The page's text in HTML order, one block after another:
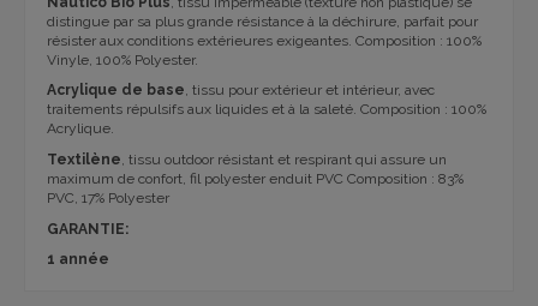
distingue par sa plus grande résistance à la déchirure, parfait pour
résister aux conditions extérieures exigeantes. Composition : 100%
Vinyle, 100% Polyester.
Acrylique de base, tissu pour extérieur et intérieur, avec
traitements répulsifs aux liquides et à la saleté. Composition : 100%
Acrylique.
Textilène, tissu outdoor résistant et respirant qui assure un
maximum de confort, fil polyester enduit PVC Composition : 83%
PVC, 17% Polyester
GARANTIE:
1 année